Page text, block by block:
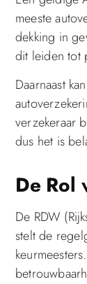
meeste
dekking in
dit leiden tot
Daarnaast
verzekeraar
dus het is
De Rol
De RDW
stelt de